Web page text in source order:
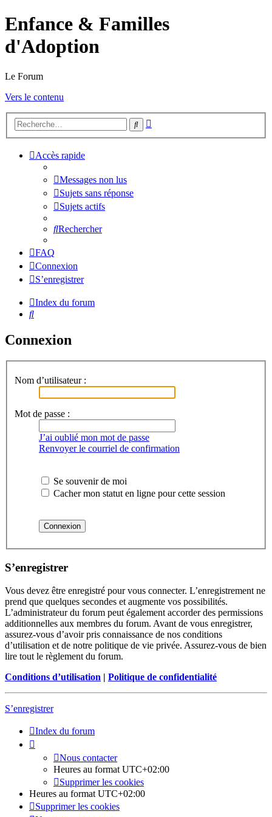
Enfance & Familles
d'Adoption
Le Forum
Vers le contenu
Rechercher
Accès rapide
Messages non lus
Sujets sans réponse
Sujets actifs
Rechercher
FAQ
Connexion
S’enregistrer
Index du forum
Rechercher
Connexion
Nom d’utilisateur :
Mot de passe :
J’ai oublié mon mot de passe
Renvoyer le courriel de confirmation
Se souvenir de moi
Cacher mon statut en ligne pour cette session
S’enregistrer
Vous devez être enregistré pour vous connecter. L’enregistrement ne
prend que quelques secondes et augmente vos possibilités.
L’administrateur du forum peut également accorder des permissions
additionnelles aux membres du forum. Avant de vous enregistrer,
assurez-vous d’avoir pris connaissance de nos conditions
d’utilisation et de notre politique de vie privée. Assurez-vous de bien
lire tout le règlement du forum.
Conditions d’utilisation | Politique de confidentialité
S’enregistrer
Index du forum
Nous contacter
Heures au format UTC+02:00
Supprimer les cookies
Heures au format UTC+02:00
Supprimer les cookies